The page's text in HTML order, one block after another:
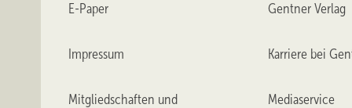
E-Paper Gentner Verlag
Impressum Karriere bei
Mitgliedschaften und
Mediaservice